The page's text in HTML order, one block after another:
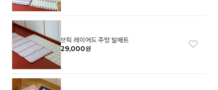
브릭 레이어드 주방 발매트
29,000원